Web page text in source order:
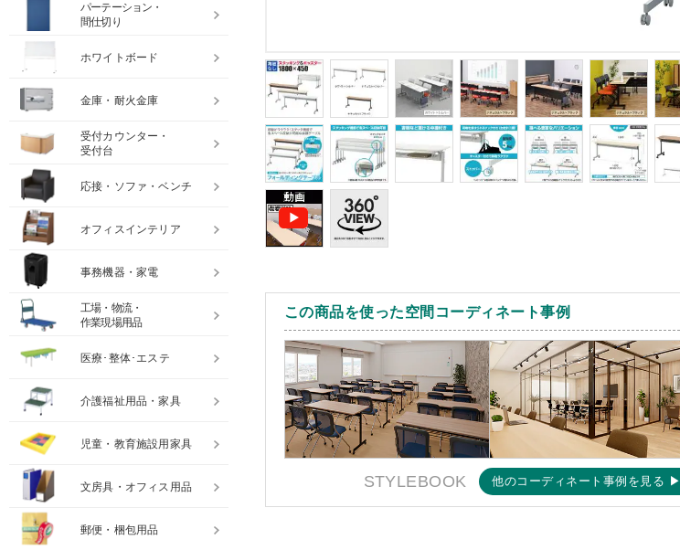
この商品を使った空間コーディネート事例
STYLEBOOK 他のコーディネート事例を見る ▶
パーテーション・
間仕切り
ホワイトボード
金庫・耐火金庫
受付カウンター・
受付台
応接・ソファ・ベンチ
オフィスインテリア
事務機器・家電
工場・物流・
作業現場用品
医療･整体･エステ
介護福祉用品・家具
児童・教育施設用家具
文房具・オフィス用品
郵便・梱包用品